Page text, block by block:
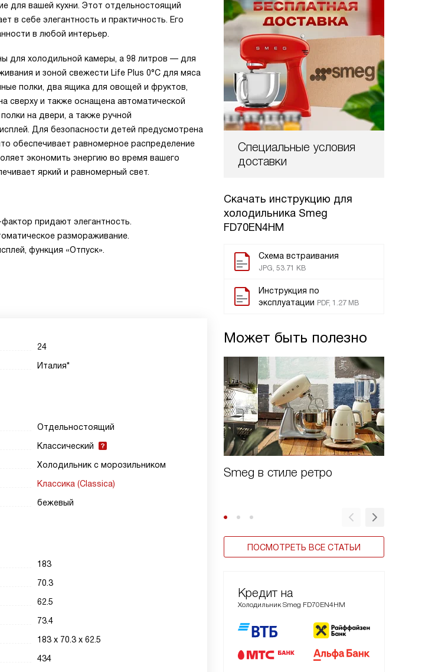
Специальные условия
доставки
Скачать инструкцию для
холодильника Smeg
FD70EN4HM
Схема встраивания
JPG, 53.71 KB
Инструкция по
эксплуатации PDF, 1.27 MB
Может быть полезно
Smeg в стиле ретро
ПОСМОТРЕТЬ ВСЕ СТАТЬИ
Кредит на
Холодильник Smeg FD70EN4HM
для вашей кухни. Этот отдельностоящий
в себе элегантность и практичность. Его
в любой интерьер.
для холодильной камеры, а 98 литров — для
и зоной свежести Life Plus 0°C для мяса
полки, два ящика для овощей и фруктов,
сверху и также оснащена автоматической
на двери, а также ручной
Для безопасности детей предусмотрена
обеспечивает равномерное распределение
экономить энергию во время вашего
яркий и равномерный свет.
придают элегантность.
размораживание.
функция «Отпуск».
24
Италия*
Отдельностоящий
Классический
Холодильник с морозильником
Классика (Classica)
бежевый
183
70.3
62.5
73.4
183 х 70.3 х 62.5
434